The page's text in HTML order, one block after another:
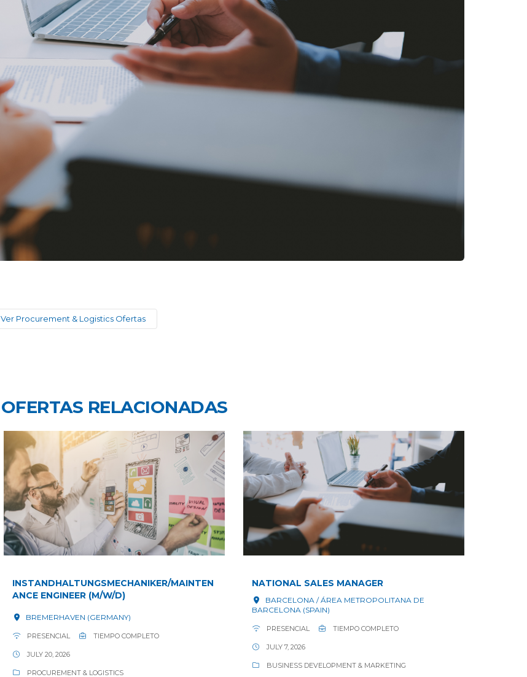
Ver Procurement & Logistics Ofertas
OFERTAS RELACIONADAS
INSTANDHALTUNGSMECHANIKER/MAINTEN
ANCE ENGINEER (M/W/D)
BREMERHAVEN (GERMANY)
PRESENCIAL TIEMPO COMPLETO
JULY 20, 2026
PROCUREMENT & LOGISTICS
NATIONAL SALES MANAGER
BARCELONA / ÁREA METROPOLITANA DE
BARCELONA (SPAIN)
PRESENCIAL TIEMPO COMPLETO
JULY 7, 2026
BUSINESS DEVELOPMENT & MARKETING